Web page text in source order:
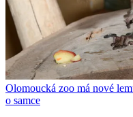
Olomoucká zoo má nové
o samce